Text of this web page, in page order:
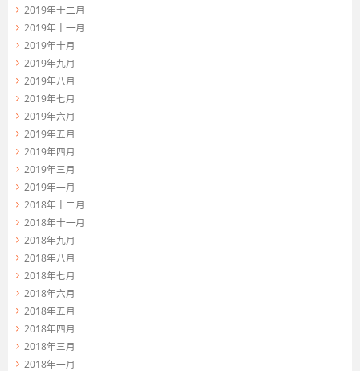
2019年十二月
2019年十一月
2019年十月
2019年九月
2019年八月
2019年七月
2019年六月
2019年五月
2019年四月
2019年三月
2019年一月
2018年十二月
2018年十一月
2018年九月
2018年八月
2018年七月
2018年六月
2018年五月
2018年四月
2018年三月
2018年一月